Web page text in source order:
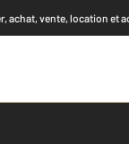
achat, vente, location et